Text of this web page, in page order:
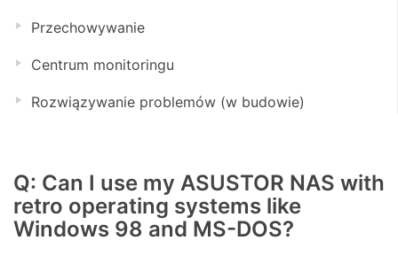
Przechowywanie
Centrum monitoringu
Rozwiązywanie problemów (w budowie)
Q: Can I use my ASUSTOR NAS with
retro operating systems like
Windows 98 and MS-DOS?